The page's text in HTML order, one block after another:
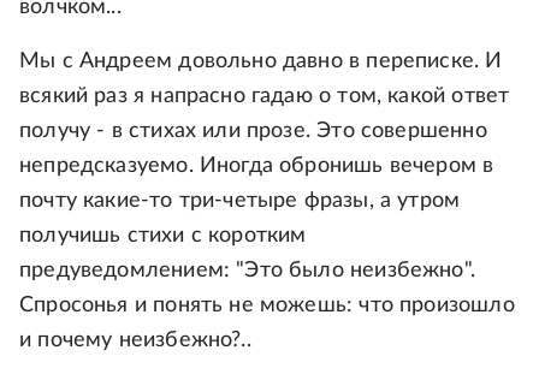
волчком...
Мы с Андреем довольно давно в переписке. И
всякий раз я напрасно гадаю о том, какой ответ
получу - в стихах или прозе. Это совершенно
непредсказуемо. Иногда обронишь вечером в
почту какие-то три-четыре фразы, а утром
получишь стихи с коротким
предуведомлением: "Это было неизбежно".
Спросонья и понять не можешь: что произошло
и почему неизбежно?..